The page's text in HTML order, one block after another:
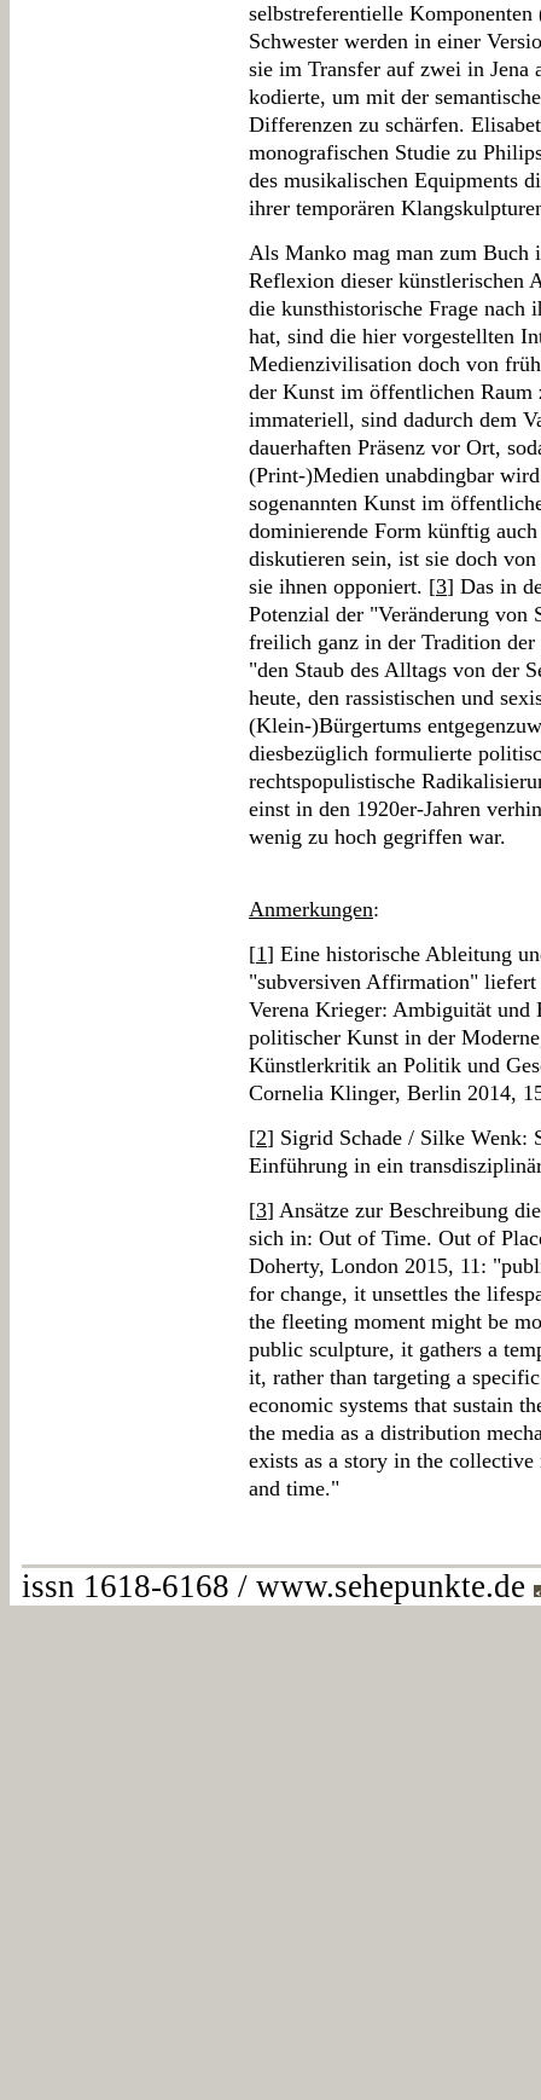
selbstreferentielle
Schwester werden in einer
sie im Transfer auf zwei in Jena
kodierte, um mit der
Differenzen zu schärfen.
monografischen Studie zu
des musikalischen Equipments
ihrer temporären
Als Manko mag man zum Buch
Reflexion dieser künstlerischen
die kunsthistorische Frage nach
hat, sind die hier vorgestellten
Medienzivilisation doch von
der Kunst im öffentlichen Raum
immateriell, sind dadurch dem
dauerhaften Präsenz vor Ort,
(Print-)Medien unabdingbar
sogenannten Kunst im
dominierende Form künftig
diskutieren sein, ist sie doch
sie ihnen opponiert. [3] Das in
Potenzial der "Veränderung von
freilich ganz in der Tradition der
"den Staub des Alltags von der
heute, den rassistischen und
(Klein-)Bürgertums
diesbezüglich formulierte
rechtspopulistische
einst in den 1920er-Jahren
wenig zu hoch gegriffen war.
Anmerkungen:
[1] Eine historische Ableitung
"subversiven Affirmation" liefert
Verena Krieger: Ambiguität und
politischer Kunst in der
Künstlerkritik an Politik und
Cornelia Klinger, Berlin 2014,
[2] Sigrid Schade / Silke Wenk:
Einführung in ein
[3] Ansätze zur Beschreibung
sich in: Out of Time. Out of
Doherty, London 2015, 11:
for change, it unsettles the
the fleeting moment might be
public sculpture, it gathers a
it, rather than targeting a
economic systems that sustain
the media as a distribution
exists as a story in the
and time."
issn 1618-6168 / www.sehepunkte.de